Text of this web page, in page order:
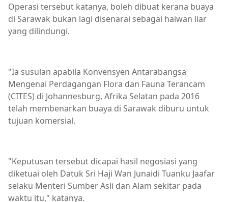
Operasi tersebut katanya, boleh dibuat kerana buaya
di Sarawak bukan lagi disenarai sebagai haiwan liar
yang dilindungi.
"Ia susulan apabila Konvensyen Antarabangsa
Mengenai Perdagangan Flora dan Fauna Terancam
(CITES) di Johannesburg, Afrika Selatan pada 2016
telah membenarkan buaya di Sarawak diburu untuk
tujuan komersial.
"Keputusan tersebut dicapai hasil negosiasi yang
diketuai oleh Datuk Sri Haji Wan Junaidi Tuanku Jaafar
selaku Menteri Sumber Asli dan Alam sekitar pada
waktu itu," katanya.